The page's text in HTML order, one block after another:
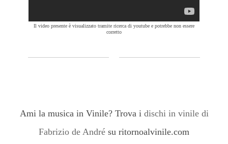
Il video presente è visualizzato tramite ricerca di youtube e potrebbe non essere
corretto
Ami la musica in Vinile? Trova i dischi in vinile di
Fabrizio de André su ritornoalvinile.com